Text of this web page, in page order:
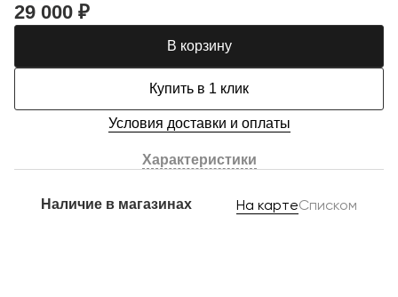
29 000 ₽
В корзину
Купить в 1 клик
Условия доставки и оплаты
Характеристики
Наличие в магазинах На картеСписком